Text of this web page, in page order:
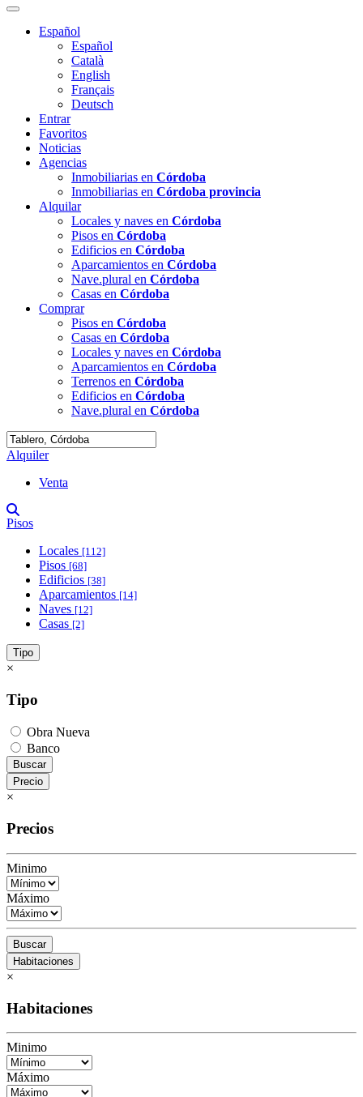
Español
Español
Català
English
Français
Deutsch
Entrar
Favoritos
Noticias
Agencias
Inmobiliarias en Córdoba
Inmobiliarias en Córdoba provincia
Alquilar
Locales y naves en Córdoba
Pisos en Córdoba
Edificios en Córdoba
Aparcamientos en Córdoba
Nave.plural en Córdoba
Casas en Córdoba
Comprar
Pisos en Córdoba
Casas en Córdoba
Locales y naves en Córdoba
Aparcamientos en Córdoba
Terrenos en Córdoba
Edificios en Córdoba
Nave.plural en Córdoba
Alquiler
Venta
Pisos
Locales [112]
Pisos [68]
Edificios [38]
Aparcamientos [14]
Naves [12]
Casas [2]
Tipo
×
Tipo
Obra Nueva
Banco
Buscar
Precio
×
Precios
Minimo
Máximo
Buscar
Habitaciones
×
Habitaciones
Minimo
Máximo